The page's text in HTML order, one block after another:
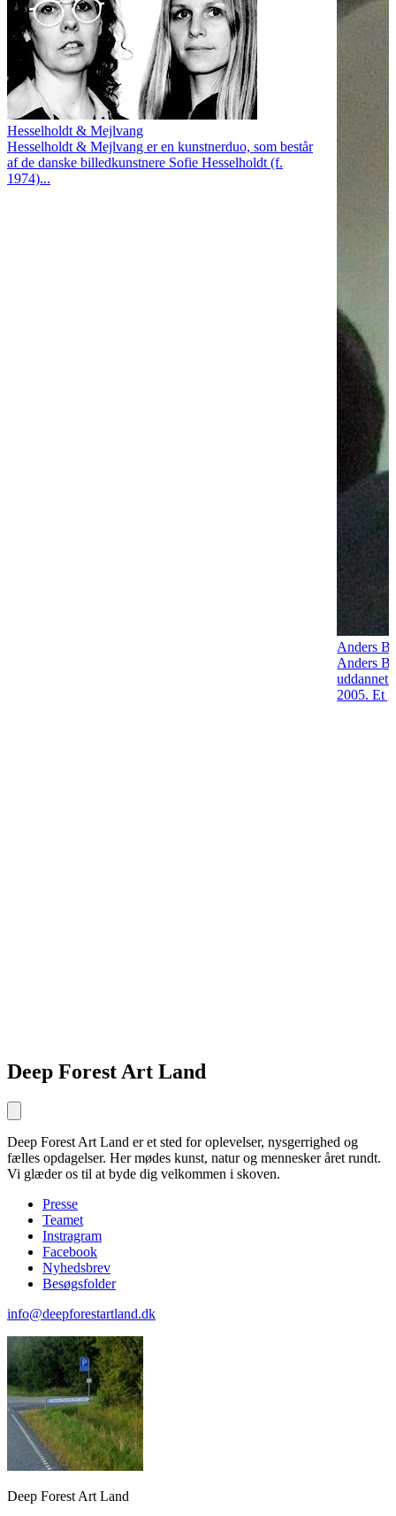
Hesselholdt & Mejlvang
Hesselholdt & Mejlvang er en kunstnerduo, som består
af de danske billedkunstnere Sofie Hesselholdt (f.
1974)...
Anders
Anders
uddannet
2005. Et
Deep Forest Art Land
Deep Forest Art Land er et sted for oplevelser, nysgerrighed og
fælles opdagelser. Her mødes kunst, natur og mennesker året rundt.
Vi glæder os til at byde dig velkommen i skoven.
Presse
Teamet
Instragram
Facebook
Nyhedsbrev
Besøgsfolder
info@deepforestartland.dk
Deep Forest Art Land